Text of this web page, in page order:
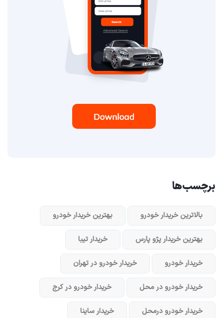
برچسب‌ها
بالاترین خریدار خودرو بهترین خریدار خودرو
بهترین خریدار پژو پارس خریدار تیبا
خریدار خودرو خریدار خودرو در تهران
خریدار خودرو در محل خریدار خودرو در کرج
خریدار خودرو در‌محل خریدار ساینا